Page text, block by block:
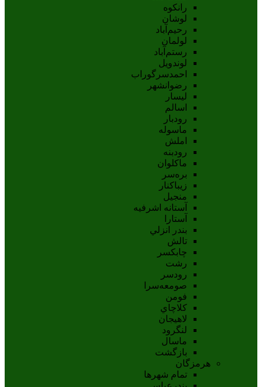
رانکوه
لوشان
رحیم‌آباد
لولمان
رستم‌آباد
لوندویل
احمدسرگوراب
رضوانشهر
لیسار
اسالم
رودبار
ماسوله
املش
رودبنه
ماکلوان
بره‌سر
زیباکنار
منجیل
آستانه اشرفيه
آستارا
بندر انزلي
تالش
چابکسر
رشت
رودسر
صومعه‌سرا
فومن
کلاچاي
لاهيجان
لنگرود
ماسال
بازگشت
هرمزگان
تمام شهر‌ها